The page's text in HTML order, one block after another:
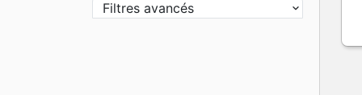
Filtres avancés